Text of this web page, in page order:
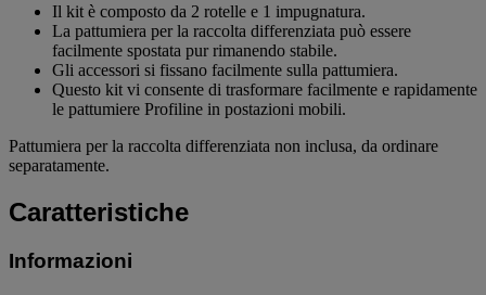
Il kit è composto da 2 rotelle e 1 impugnatura.
La pattumiera per la raccolta differenziata può essere
facilmente spostata pur rimanendo stabile.
Gli accessori si fissano facilmente sulla pattumiera.
Questo kit vi consente di trasformare facilmente e rapidamente
le pattumiere Profiline in postazioni mobili.
Pattumiera per la raccolta differenziata non inclusa, da ordinare
separatamente.
Caratteristiche
Informazioni